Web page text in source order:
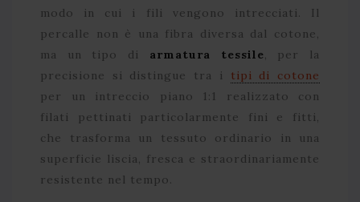
modo in cui i fili vengono intrecciati. Il
percalle non è una fibra diversa dal cotone,
ma un tipo di armatura tessile, per la
precisione si distingue tra i tipi di cotone
per un intreccio piano 1:1 realizzato con
filati pettinati particolarmente fini e fitti,
che trasforma un tessuto ordinario in una
superficie liscia, fresca e straordinariamente
resistente nel tempo.